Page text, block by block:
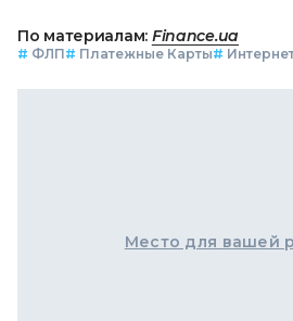
По материалам: Finance.ua
# ФЛП# Платежные Карты#
Место для вашей